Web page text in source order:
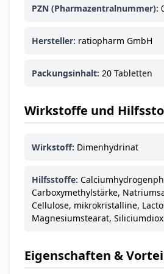
Ohrstöpsel
3,79 €
Softa Swabs
100 Stück
3,75 € 4,29 € -13%
Lefax® extra
Kautabletten
ARZNEIMITTEL & GESUNDHEIT
Bei Hämorrhoiden
& Juckreiz
12,04 € 12,95 € -7%
PZN (Pharmazentralnummer):
Hersteller: ratiopharm GmbH
Packungsinhalt: 20 Tabletten
Wirkstoffe und
Wirkstoff: Dimenhydrinat
Hilfsstoffe:
Carboxymethylstärke,
Cellulose, mikrokristalline,
Magnesiumstearat,
Eigenschaften &